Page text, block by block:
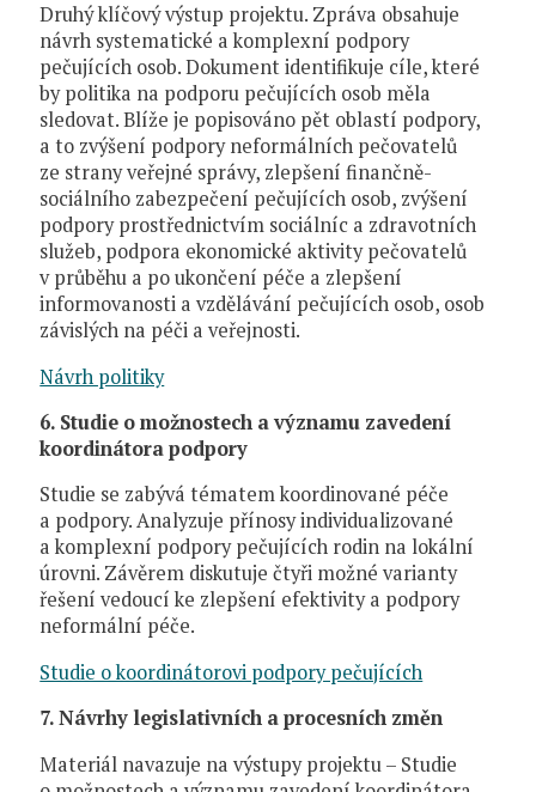
Druhý klíčový výstup projektu. Zpráva obsahuje
návrh systematické a komplexní podpory
pečujících osob. Dokument identifikuje cíle, které
by politika na podporu pečujících osob měla
sledovat. Blíže je popisováno pět oblastí podpory,
a to zvýšení podpory neformálních pečovatelů
ze strany veřejné správy, zlepšení finančně-
sociálního zabezpečení pečujících osob, zvýšení
podpory prostřednictvím sociálníc a zdravotních
služeb, podpora ekonomické aktivity pečovatelů
v průběhu a po ukončení péče a zlepšení
informovanosti a vzdělávání pečujících osob, osob
závislých na péči a veřejnosti.
Návrh politiky
6. Studie o možnostech a významu zavedení
koordinátora podpory
Studie se zabývá tématem koordinované péče
a podpory. Analyzuje přínosy individualizované
a komplexní podpory pečujících rodin na lokální
úrovni. Závěrem diskutuje čtyři možné varianty
řešení vedoucí ke zlepšení efektivity a podpory
neformální péče.
Studie o koordinátorovi podpory pečujících
7. Návrhy legislativních a procesních změn
Materiál navazuje na výstupy projektu – Studie